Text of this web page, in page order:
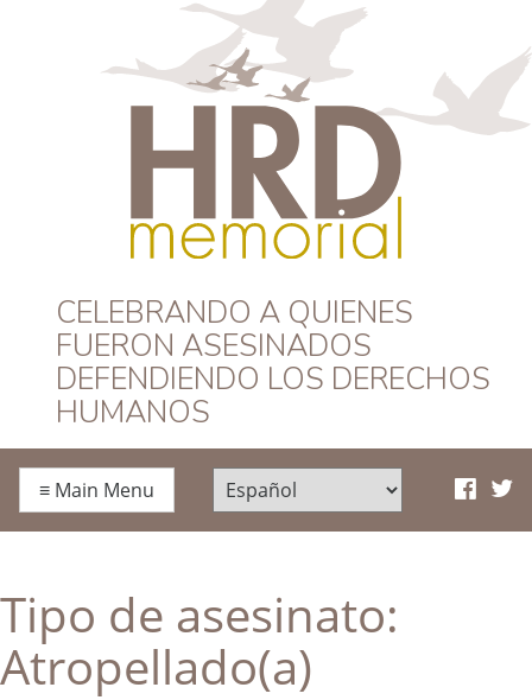
HRD Memorial –
Español
CELEBRANDO A QUIENES
FUERON ASESINADOS
DEFENDIENDO LOS DERECHOS
HUMANOS
≡ Main Menu
Tipo de asesinato:
Atropellado(a)